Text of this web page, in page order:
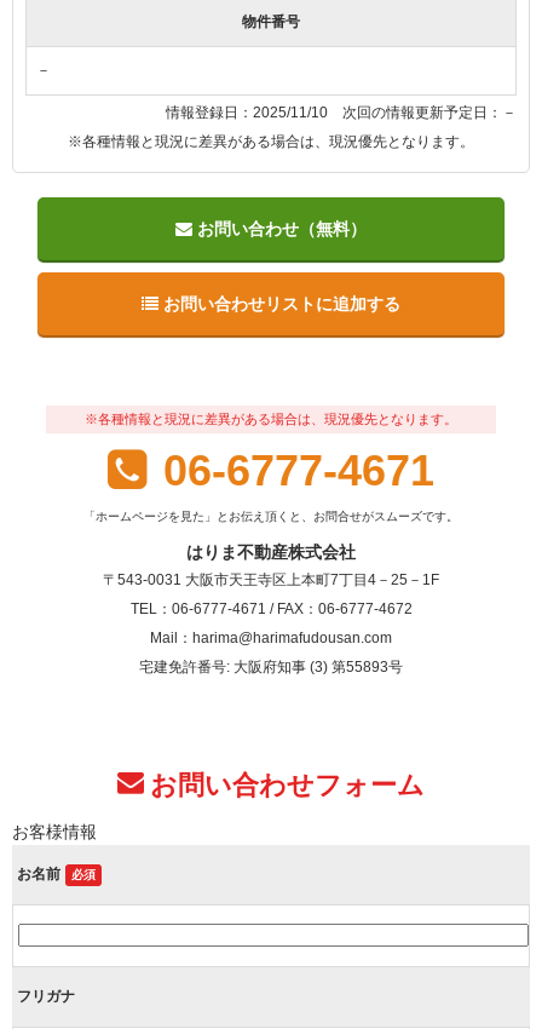
物件番号
－
情報登録日：2025/11/10 次回の情報更新予定日：－
※各種情報と現況に差異がある場合は、現況優先となります。
お問い合わせ（無料）
お問い合わせリストに追加する
※各種情報と現況に差異がある場合は、現況優先となります。
06-6777-4671
「ホームページを見た」とお伝え頂くと、お問合せがスムーズです。
はりま不動産株式会社
〒543-0031 大阪市天王寺区上本町7丁目4－25－1F
TEL：06-6777-4671 / FAX：06-6777-4672
Mail：harima@harimafudousan.com
宅建免許番号: 大阪府知事 (3) 第55893号
お問い合わせフォーム
お客様情報
お名前 必須
フリガナ